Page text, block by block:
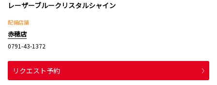
レーザーブルークリスタルシャイン
配備店舗
赤穂店
0791-43-1372
リクエスト予約